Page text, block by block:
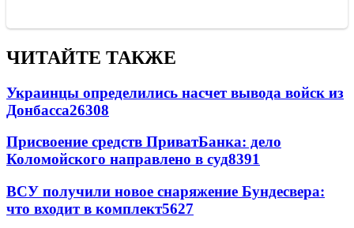
ЧИТАЙТЕ ТАКЖЕ
Украинцы определились насчет вывода войск из
Донбасса26308
Присвоение средств ПриватБанка: дело
Коломойского направлено в суд8391
ВСУ получили новое снаряжение Бундесвера:
что входит в комплект5627